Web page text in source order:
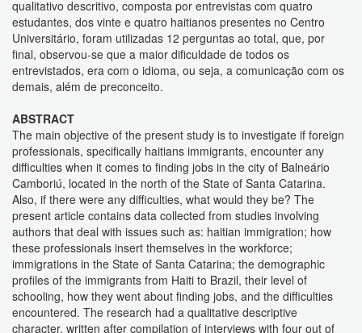
qualitativo descritivo, composta por entrevistas com quatro
estudantes, dos vinte e quatro haitianos presentes no Centro
Universitário, foram utilizadas 12 perguntas ao total, que, por
final, observou-se que a maior dificuldade de todos os
entrevistados, era com o idioma, ou seja, a comunicação com os
demais, além de preconceito.
ABSTRACT
The main objective of the present study is to investigate if foreign
professionals, specifically haitians immigrants, encounter any
difficulties when it comes to finding jobs in the city of Balneário
Camboriú, located in the north of the State of Santa Catarina.
Also, if there were any difficulties, what would they be? The
present article contains data collected from studies involving
authors that deal with issues such as: haitian immigration; how
these professionals insert themselves in the workforce;
immigrations in the State of Santa Catarina; the demographic
profiles of the immigrants from Haiti to Brazil, their level of
schooling, how they went about finding jobs, and the difficulties
encountered. The research had a qualitative descriptive
character, written after compilation of interviews with four out of